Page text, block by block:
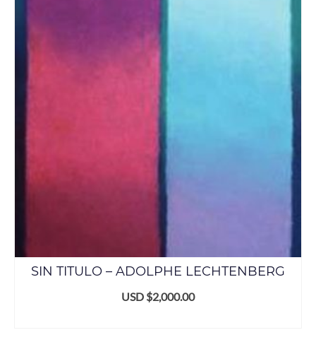
SIN TITULO – ADOLPHE LECHTENBERG
USD $2,000.00